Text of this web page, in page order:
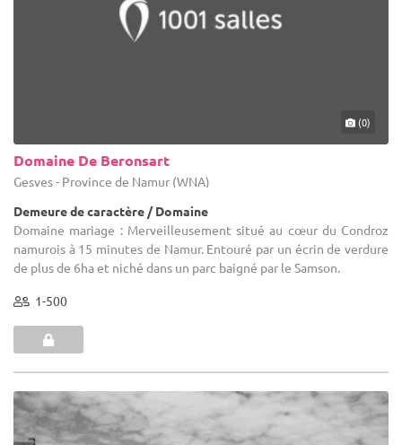
(0)
Domaine De Beronsart
Gesves - Province de Namur (WNA)
Demeure de caractère / Domaine
Domaine mariage : Merveilleusement situé au cœur du Condroz
namurois à 15 minutes de Namur. Entouré par un écrin de verdure
de plus de 6ha et niché dans un parc baigné par le Samson.
1-500